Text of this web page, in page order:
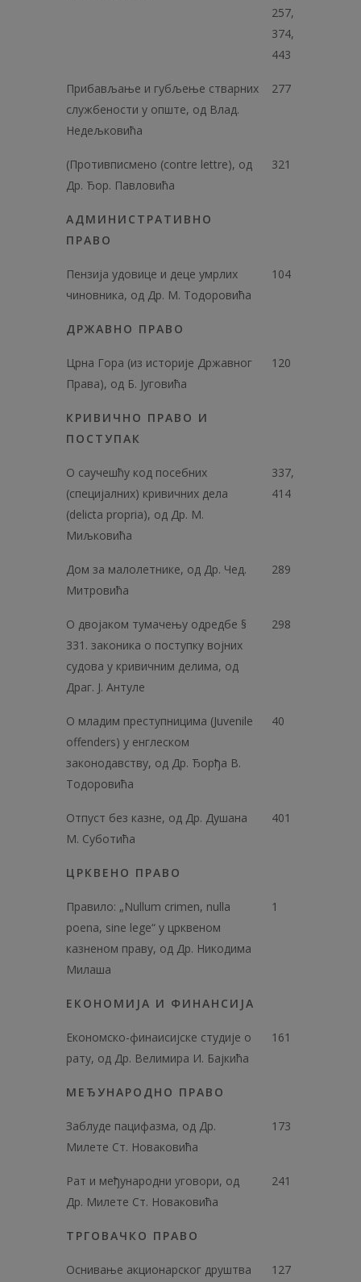
257,
374,
443
Прибављање и губљење стварних
службености у опште, од Влад.
Недељковића
277
(Противписмено (contre lettre), од
Др. Ђор. Павловића
321
АДМИНИСТРАТИВНО
ПРАВО
Пензија удовице и деце умрлих
чиновника, од Др. М. Тодоровића
104
ДРЖАВНО ПРАВО
Црна Гора (из историје Државног
Права), од Б. Југовића
120
КРИВИЧНО ПРАВО И
ПОСТУПАК
О саучешћу код посебних
(специјалних) кривичних дела
(delicta propria), од Др. М.
Миљковића
337,
414
Дом за малолетнике, од Др. Чед.
Митровића
289
О двојаком тумачењу одредбе §
331. законика о поступку војних
судова у кривичним делима, од
Драг. Ј. Антуле
298
О младим преступницима (Juvenile
offenders) у енглеском
законодавству, од Др. Ђорђа В.
Тодоровића
40
Отпуст без казне, од Др. Душана
М. Суботића
401
ЦРКВЕНО ПРАВО
Правило: „Nullum crimen, nulla
poena, sine lege“ у црквеном
казненом праву, од Др. Никодима
Милаша
1
ЕКОНОМИЈА И ФИНАНСИЈА
Економско-финаисијске студије о
рату, од Др. Велимира И. Бајкића
161
МЕЂУНАРОДНО ПРАВО
Заблуде пацифазма, од Др.
Милете Ст. Новаковића
173
Рат и међународни уговори, од
Др. Милете Ст. Новаковића
241
ТРГОВАЧКО ПРАВО
Оснивање акционарског друштва
127